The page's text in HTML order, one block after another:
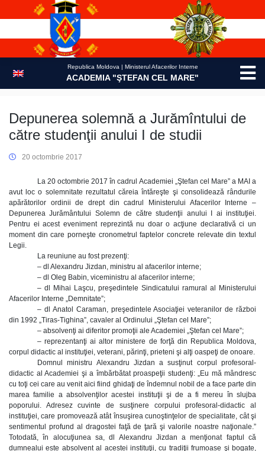
Republica Moldova | Ministerul Afacerilor Interne
ACADEMIA "ŞTEFAN CEL MARE"
Depunerea solemnă a Jurămîntului de
către studenţii anului I de studii
20 octombrie 2017
La 20 octombrie 2017 în cadrul Academiei „Ştefan cel Mare” a MAI a
avut loc o solemnitate rezultatul căreia întăreşte şi consolidează rândurile
apărătorilor ordinii de drept din cadrul Ministerului Afacerilor Interne –
Depunerea Jurământului Solemn de către studenţii anului I ai instituţiei.
Pentru ei acest eveniment reprezintă nu doar o acţiune declarativă ci un
moment din care porneşte cronometrul faptelor concrete relevate din textul
Legii.
La reuniune au fost prezenţi:
– dl Alexandru Jizdan, ministru al afacerilor interne;
– dl Oleg Babin, viceministru al afacerilor interne;
– dl Mihai Laşcu, preşedintele Sindicatului ramural al Ministerului
Afacerilor Interne „Demnitate”;
– dl Anatol Caraman, preşedintele Asociaţiei veteranilor de război
din 1992 „Tiras-Tighina”, cavaler al Ordinului „Ştefan cel Mare”;
– absolvenţi ai diferitor promoţii ale Academiei „Ştefan cel Mare”;
– reprezentanţi ai altor ministere de forţă din Republica Moldova,
corpul didactic al instituţiei, veterani, părinţi, prieteni şi alţi oaspeţi de onoare.
Domnul ministru Alexandru Jizdan a susţinut corpul profesoral-
didactic al Academiei şi a îmbărbătat proaspeţii studenţi: „Eu mă mândresc
cu toţi cei care au venit aici fiind ghidaţi de îndemnul nobil de a face parte din
marea familie a absolvenţilor acestei instituţii şi de a fi mereu în slujba
poporului. Adresez cuvinte de susţinere corpului profesoral-didactic al
instituţiei, care promovează atât însuşirea cunoştinţelor de specialitate, cât şi
sentimentul profund al dragostei faţă de ţară şi valorile noastre naţionale.”
Totodată, în alocuţiunea sa, dl Alexandru Jizdan a menţionat faptul că
dumnealui este absolvent al acestei instituţii, cu tradiţii frumoase şi bogate,